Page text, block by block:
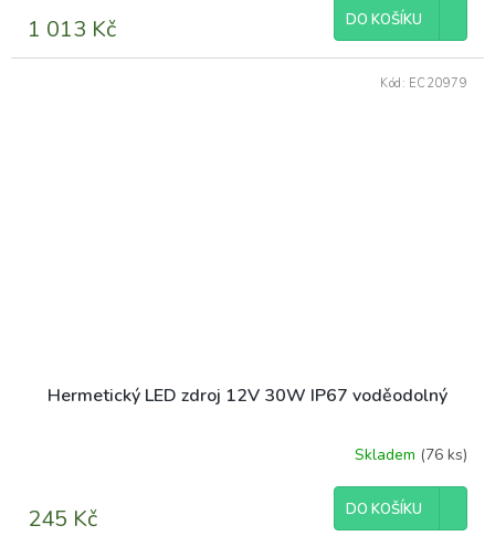
1 013 Kč DO KOŠÍKU
Hermetický LED zdroj 12V 30W IP67 voděodolný
Skladem (76 ks)
245 Kč DO KOŠÍKU
Kód: EC20979